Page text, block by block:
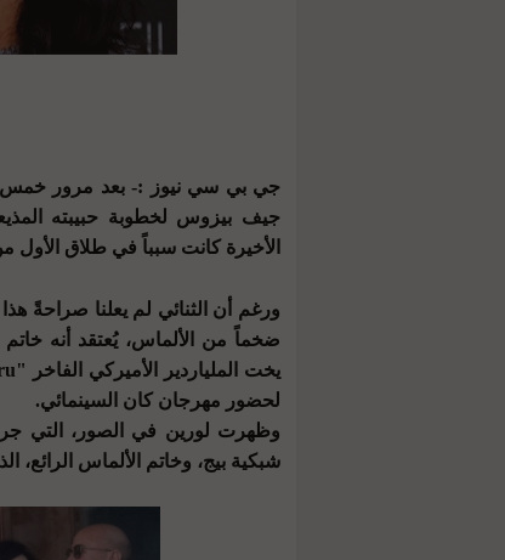
جي بي سي نيوز :- بعد مرور خمس
جيف بيزوس لخطوبة حبيبته
الأخيرة كانت سبباً في طلاق
ورغم أن الثنائي لم يعلنا صراحةً
ضخماً من الألماس، يُعتقد أنه
لحضور مهرجان كان السينمائي.
وظهرت لورين في الصور، التي
شبكية بيج، وخاتم الألماس الرائع، الذي قيل